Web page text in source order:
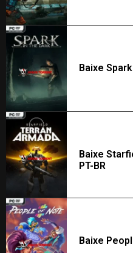
Baixe
Baixe
PT-BR
Baixe